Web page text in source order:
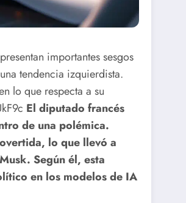
importantes sesgos
tendencia izquierdista.
lo que respecta a su
El diputado francés
de una polémica.
lo que llevó a
Según él, esta
en los modelos de IA